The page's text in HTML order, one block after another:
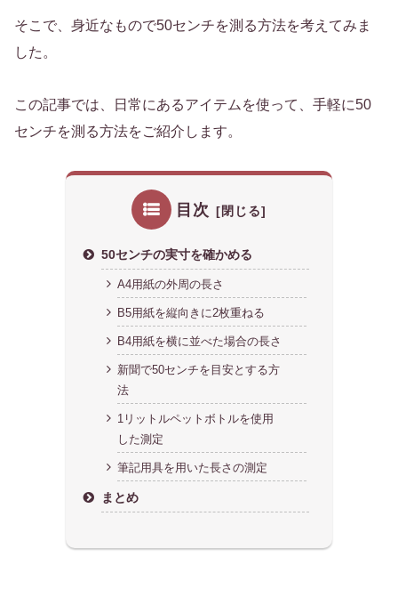
そこで、身近なもので50センチを測る方法を考えてみま
した。
この記事では、日常にあるアイテムを使って、手軽に50
センチを測る方法をご紹介します。
目次
50センチの実寸を確かめる
A4用紙の外周の長さ
B5用紙を縦向きに2枚重ねる
B4用紙を横に並べた場合の長さ
新聞で50センチを目安とする方
法
1リットルペットボトルを使用
した測定
筆記用具を用いた長さの測定
まとめ